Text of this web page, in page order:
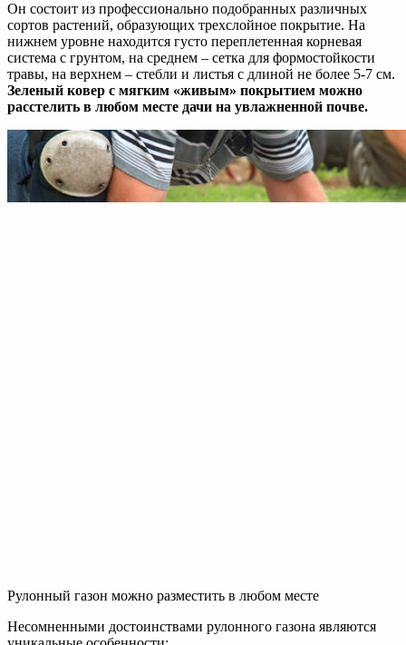
Он состоит из профессионально подобранных различных
сортов растений, образующих трехслойное покрытие. На
нижнем уровне находится густо переплетенная корневая
система с грунтом, на среднем – сетка для формостойкости
травы, на верхнем – стебли и листья с длиной не более 5-7 см.
Зеленый ковер с мягким «живым» покрытием можно
расстелить в любом месте дачи на увлажненной почве.
Рулонный газон можно разместить в любом месте
Несомненными достоинствами рулонного газона являются